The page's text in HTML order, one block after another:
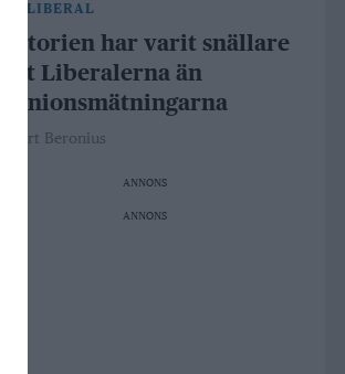
LIBERAL
Historien har varit snällare
mot Liberalerna än
opinionsmätningarna
Robert Beronius
ANNONS
ANNONS